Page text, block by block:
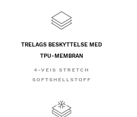
TRELAGS BESKYTTELSE MED
TPU-MEMBRAN
4-VEIS STRETCH
SOFTSHELLSTOFF